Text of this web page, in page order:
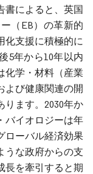
書によると、英国
（EB）の革新的
化支援に積極的に
5年から10年以内
化学・材料（産業
よび健康関連の開
ります。2030年か
バイオロジーは年
ローバル経済効果
うな政府からの支
長を牽引すると期